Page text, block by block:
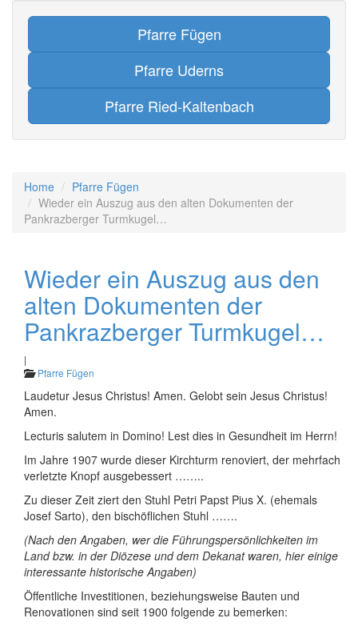
Pfarre Fügen
Pfarre Uderns
Pfarre Ried-Kaltenbach
Home
Pfarre Fügen
Wieder ein Auszug aus den alten Dokumenten der
Pankrazberger Turmkugel…
Wieder ein Auszug aus den
alten Dokumenten der
Pankrazberger Turmkugel…
|
Pfarre Fügen
Laudetur Jesus Christus! Amen. Gelobt sein Jesus Christus!
Amen.
Lecturis salutem in Domino! Lest dies in Gesundheit im Herrn!
Im Jahre 1907 wurde dieser Kirchturm renoviert, der mehrfach
verletzte Knopf ausgebessert ……..
Zu dieser Zeit ziert den Stuhl Petri Papst Pius X. (ehemals
Josef Sarto), den bischöflichen Stuhl …….
(Nach den Angaben, wer die Führungspersönlichkeiten im
Land bzw. in der Diözese und dem Dekanat waren, hier einige
interessante historische Angaben)
Öffentliche Investitionen, beziehungsweise Bauten und
Renovationen sind seit 1900 folgende zu bemerken: